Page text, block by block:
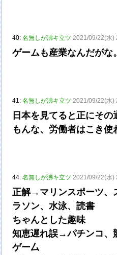
40:名無しが沸キ立ツ 2021/09/22(水)
ゲームも産業なんだがな。
41:名無しが沸キ立ツ 2021/09/22(水)
日本を見てると正にそ
もんな、労働者はこき
44:名無しが沸キ立ツ 2021/09/22(水)
正解→マリンスポーツ、
ラソン、水泳、読書
ちゃんとした趣味
知恵遅れ誤→パチンコ、
ゲー厶